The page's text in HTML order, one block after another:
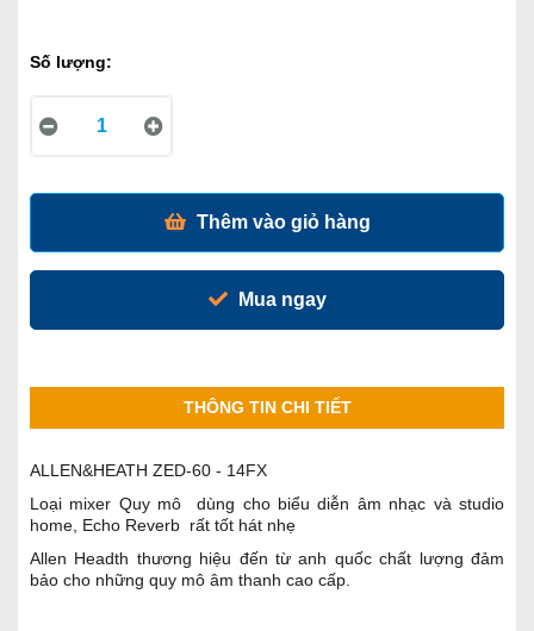
Số lượng:
Thêm vào giỏ hàng
Mua ngay
THÔNG TIN CHI TIẾT
ALLEN&HEATH ZED-60 - 14FX
Loại mixer Quy mô dùng cho biểu diễn âm nhạc và studio
home, Echo Reverb rất tốt hát nhẹ
Allen Headth thương hiệu đến từ anh quốc chất lượng đảm
bảo cho những quy mô âm thanh cao cấp.